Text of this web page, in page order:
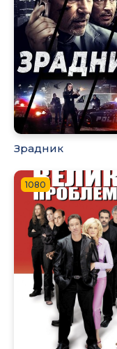
Зрадник
1080